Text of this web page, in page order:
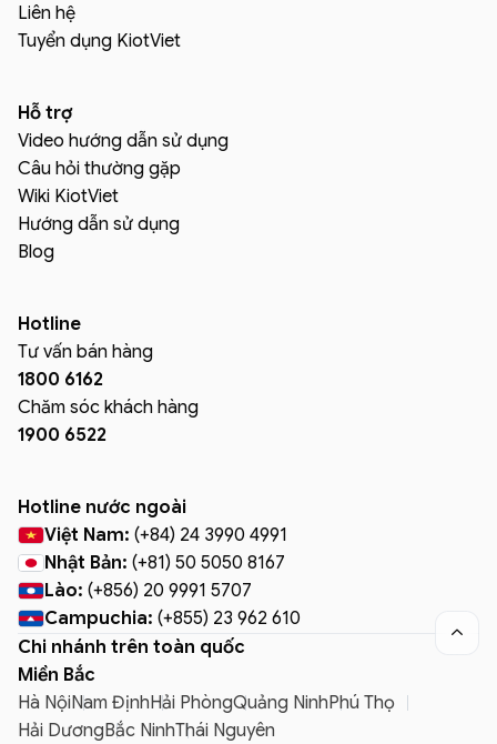
Liên hệ
Tuyển dụng KiotViet
Hỗ trợ
Video hướng dẫn sử dụng
Câu hỏi thường gặp
Wiki KiotViet
Hướng dẫn sử dụng
Blog
Hotline
Tư vấn bán hàng
1800 6162
Chăm sóc khách hàng
1900 6522
Hotline nước ngoài
Việt Nam: (+84) 24 3990 4991
Nhật Bản: (+81) 50 5050 8167
Lào: (+856) 20 9991 5707
Campuchia: (+855) 23 962 610

Chi nhánh trên toàn quốc
Miền Bắc
Hà NộiNam ĐịnhHải PhòngQuảng NinhPhú Thọ
Hải DươngBắc NinhThái Nguyên